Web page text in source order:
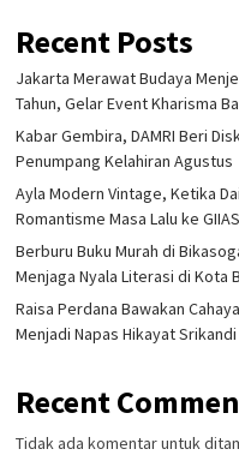
Recent Posts
Jakarta Merawat Budaya
Tahun, Gelar Event Kharisma
Kabar Gembira, DAMRI Beri
Penumpang Kelahiran Agustus
Ayla Modern Vintage, Ketika
Romantisme Masa Lalu ke
Berburu Buku Murah di
Menjaga Nyala Literasi di Kota
Raisa Perdana Bawakan
Menjadi Napas Hikayat
Recent
Tidak ada komentar untuk